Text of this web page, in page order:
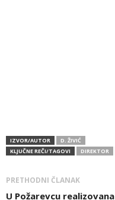
IZVOR/AUTOR
D. ŽIVIĆ
KLJUČNE REČI/TAGOVI
DIREKTOR
PRETHODNI ČLANAK
U Požarevcu realizovana